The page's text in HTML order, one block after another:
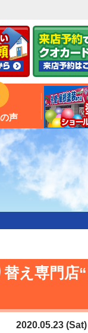
声
え専門店
2020.05.23